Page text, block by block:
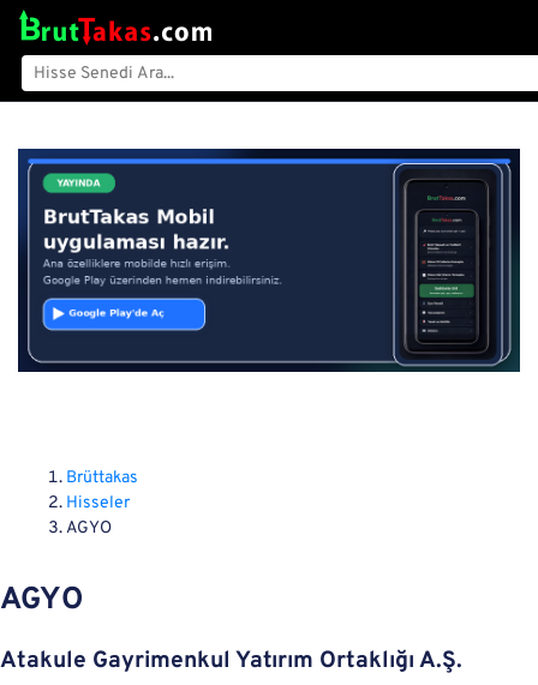
Brüttakas
Hisseler
AGYO
AGYO
Atakule Gayrimenkul Yatırım Ortaklığı A.Ş.